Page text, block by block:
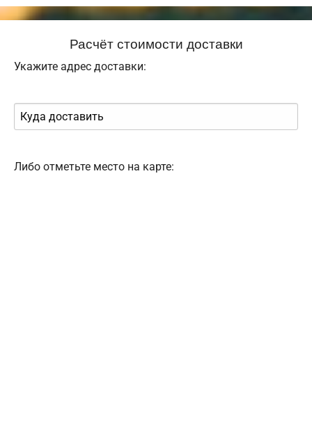
Расчёт стоимости доставки
Укажите адрес доставки:
Либо отметьте место на карте: